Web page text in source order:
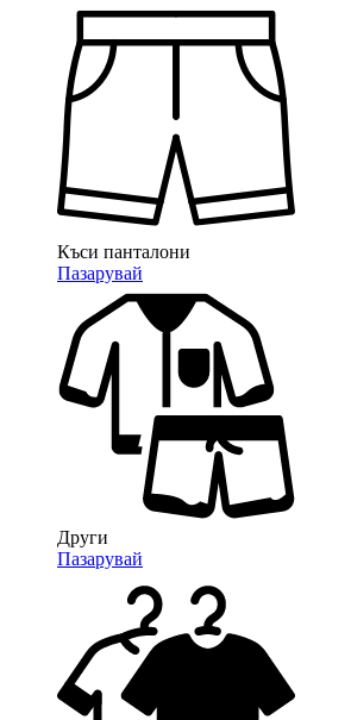
Къси панталони
Пазарувай
Други
Пазарувай